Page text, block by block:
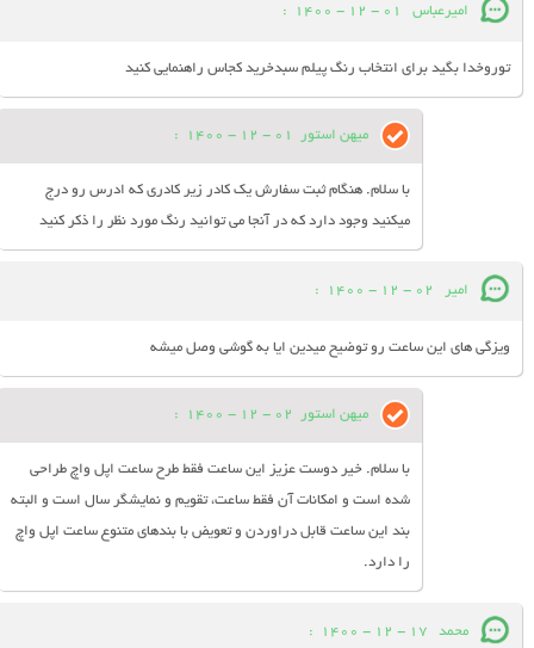
امیرعباس 01 - 12 - 1400
:
توروخدا بگید برای انتخاب رنگ پیلم سبدخرید کجاس راهنمایی کنید
میهن استور 01 - 12 - 1400
:
با سلام. هنگام ثبت سفارش یک کادر زیر کادری که ادرس رو درج
میکنید وجود دارد که در آنجا می توانید رنگ مورد نظر را ذکر کنید
امیر 02 - 12 - 1400
:
ویزگی های این ساعت رو توضیح میدین ایا به گوشی وصل میشه
میهن استور 02 - 12 - 1400
:
با سلام. خیر دوست عزیز این ساعت فقط طرح ساعت اپل واچ طراحی
شده است و امکانات آن فقط ساعت، تقویم و نمایشگر سال است و البته
بند این ساعت قابل دراوردن و تعویض با بندهای متنوع ساعت اپل واچ
را دارد.
محمد 17 - 12 - 1400
: